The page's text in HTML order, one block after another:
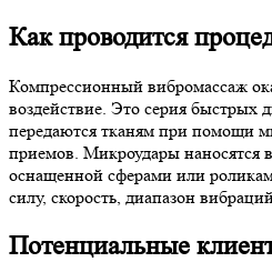
Как проводится
Компрессионный вибромассаж
воздействие. Это серия быстрых
передаются тканям при помощи
приемов. Микроудары наносятся
оснащенной сферами или
силу, скорость, диапазон
Потенциальные